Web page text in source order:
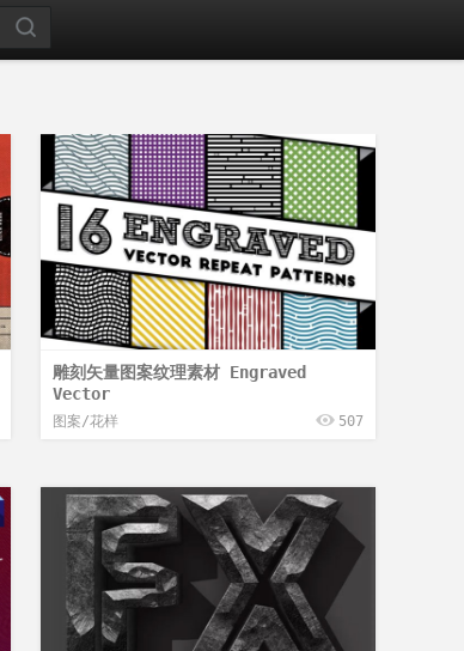
雕刻矢量图案纹理素材 Engraved
Vector
图案/花样 507